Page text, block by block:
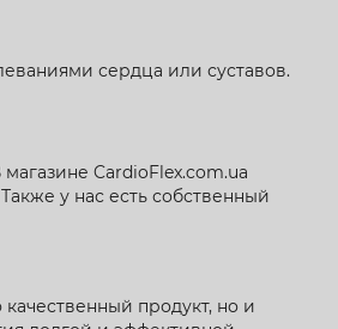
сердца или суставов.
CardioFlex.com.ua
у нас есть собственный
продукт, но и